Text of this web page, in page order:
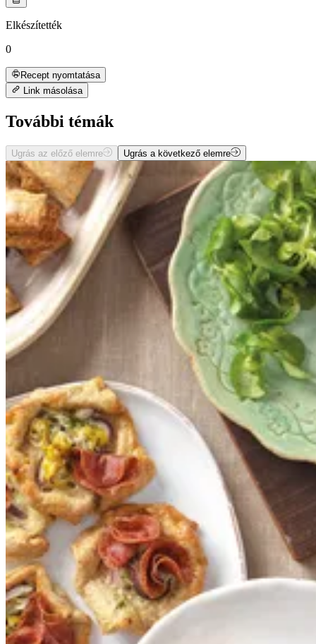
Elkészítették
0
Recept nyomtatása
Link másolása
További témák
Ugrás az előző elemre Ugrás a következő elemre